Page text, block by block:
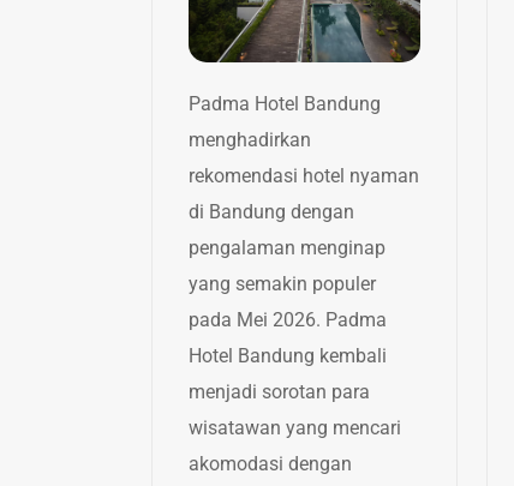
Padma Hotel Bandung
menghadirkan
rekomendasi hotel nyaman
di Bandung dengan
pengalaman menginap
yang semakin populer
pada Mei 2026. Padma
Hotel Bandung kembali
menjadi sorotan para
wisatawan yang mencari
akomodasi dengan